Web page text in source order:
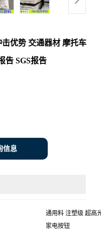
优势 交通器材 摩托车
告 SGS报告
信息
通用料 注塑级 超高
家电按钮